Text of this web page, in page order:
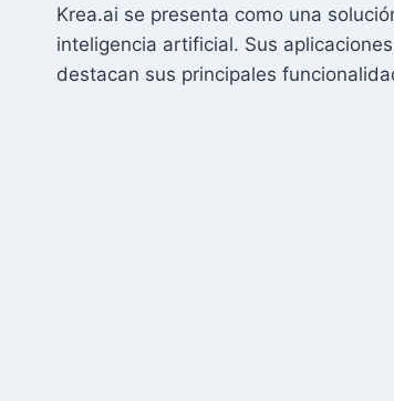
Krea.ai se presenta como una
inteligencia artificial. Sus
destacan sus principales